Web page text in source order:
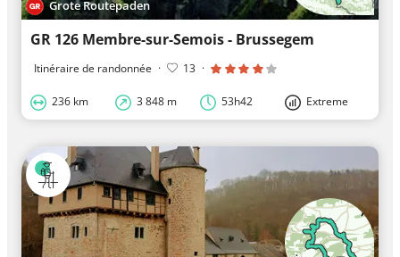
Grote Routepaden
GR 126 Membre-sur-Semois - Brussegem
Itinéraire de randonnée · 13 ·
236 km 3 848 m 53h42 Extreme